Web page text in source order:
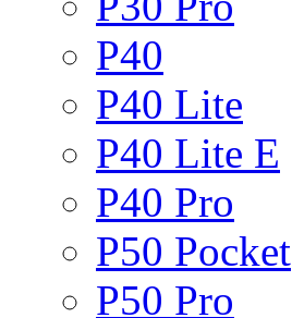
P40
P40 Lite
P40 Lite E
P40 Pro
P50 Pocket
P50 Pro